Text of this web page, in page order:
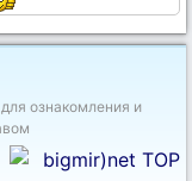
ознакомления и